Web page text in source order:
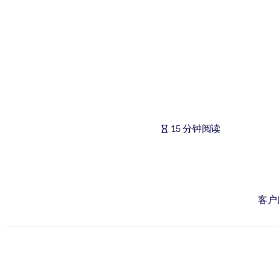
利用可靠、结构化的知识为您的人工智能系统提供动力，以改善输出结
15 分钟阅读
客户